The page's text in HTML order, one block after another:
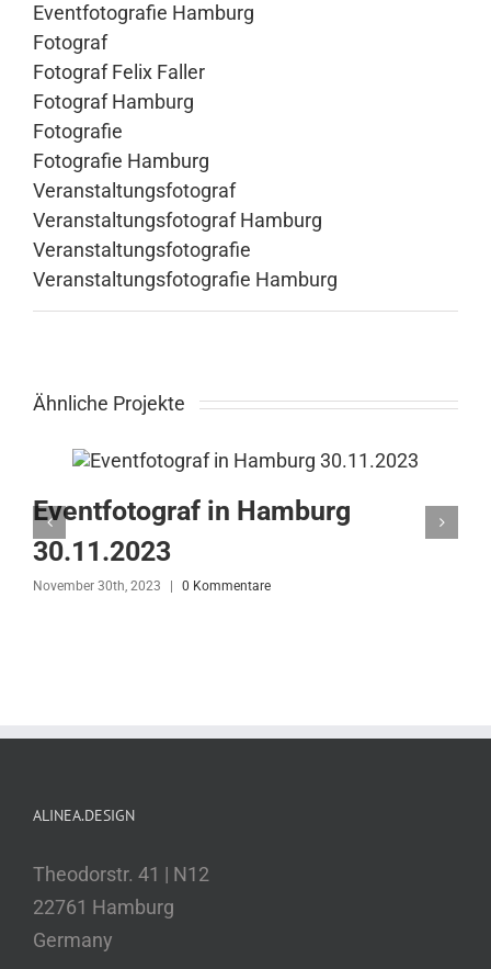
Eventfotografie Hamburg
Fotograf
Fotograf Felix Faller
Fotograf Hamburg
Fotografie
Fotografie Hamburg
Veranstaltungsfotograf
Veranstaltungsfotograf Hamburg
Veranstaltungsfotografie
Veranstaltungsfotografie Hamburg
Ähnliche Projekte
Eventfotograf in Hamburg
30.11.2023
November 30th, 2023 | 0 Kommentare
ALINEA.DESIGN
Theodorstr. 41 | N12
22761 Hamburg
Germany